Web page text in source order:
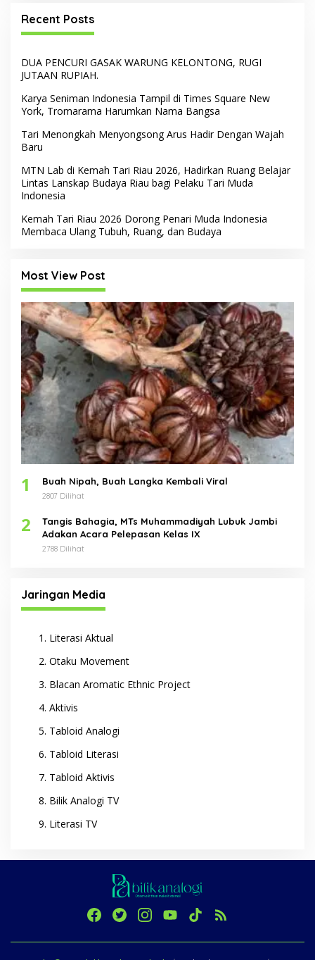
Recent Posts
DUA PENCURI GASAK WARUNG KELONTONG, RUGI
JUTAAN RUPIAH.
Karya Seniman Indonesia Tampil di Times Square New
York, Tromarama Harumkan Nama Bangsa
Tari Menongkah Menyongsong Arus Hadir Dengan Wajah
Baru
MTN Lab di Kemah Tari Riau 2026, Hadirkan Ruang Belajar
Lintas Lanskap Budaya Riau bagi Pelaku Tari Muda
Indonesia
Kemah Tari Riau 2026 Dorong Penari Muda Indonesia
Membaca Ulang Tubuh, Ruang, dan Budaya
Most View Post
1 Buah Nipah, Buah Langka Kembali Viral
2807 Dilihat
2
Tangis Bahagia, MTs Muhammadiyah Lubuk Jambi
Adakan Acara Pelepasan Kelas IX
2788 Dilihat
Jaringan Media
Literasi Aktual
Otaku Movement
Blacan Aromatic Ethnic Project
Aktivis
Tabloid Analogi
Tabloid Literasi
Tabloid Aktivis
Bilik Analogi TV
Literasi TV